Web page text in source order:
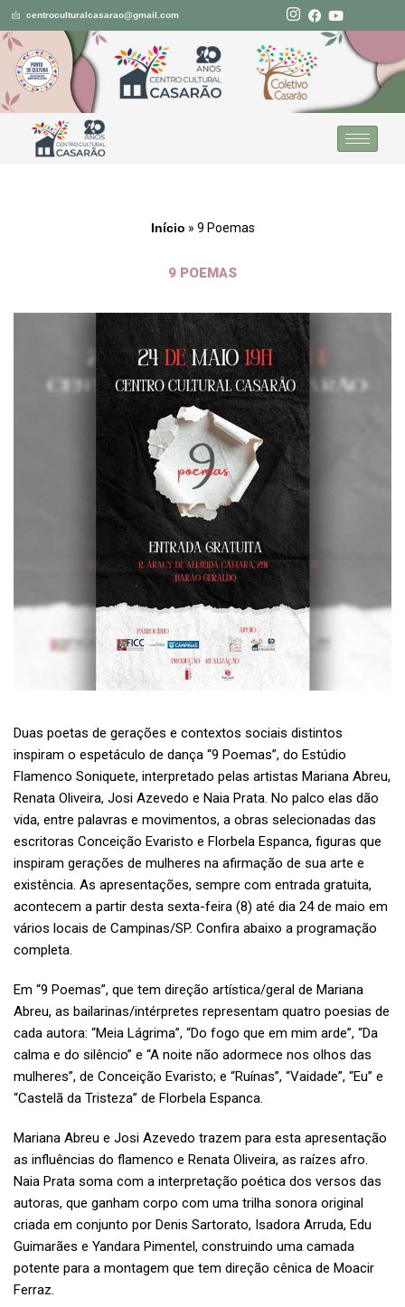
Pular
para
o
conteúdo
centroculturalcasarao@gmail.com
Início » 9 Poemas
9 POEMAS
Duas poetas de gerações e contextos sociais distintos
inspiram o espetáculo de dança “9 Poemas”, do Estúdio
Flamenco Soniquete, interpretado pelas artistas Mariana Abreu,
Renata Oliveira, Josi Azevedo e Naia Prata. No palco elas dão
vida, entre palavras e movimentos, a obras selecionadas das
escritoras Conceição Evaristo e Florbela Espanca, figuras que
inspiram gerações de mulheres na afirmação de sua arte e
existência. As apresentações, sempre com entrada gratuita,
acontecem a partir desta sexta-feira (8) até dia 24 de maio em
vários locais de Campinas/SP. Confira abaixo a programação
completa.
Em “9 Poemas”, que tem direção artística/geral de Mariana
Abreu, as bailarinas/intérpretes representam quatro poesias de
cada autora: “Meia Lágrima”, “Do fogo que em mim arde”, “Da
calma e do silêncio” e “A noite não adormece nos olhos das
mulheres”, de Conceição Evaristo; e “Ruínas”, “Vaidade”, “Eu” e
“Castelã da Tristeza” de Florbela Espanca.
Mariana Abreu e Josi Azevedo trazem para esta apresentação
as influências do flamenco e Renata Oliveira, as raízes afro.
Naia Prata soma com a interpretação poética dos versos das
autoras, que ganham corpo com uma trilha sonora original
criada em conjunto por Denis Sartorato, Isadora Arruda, Edu
Guimarães e Yandara Pimentel, construindo uma camada
potente para a montagem que tem direção cênica de Moacir
Ferraz.